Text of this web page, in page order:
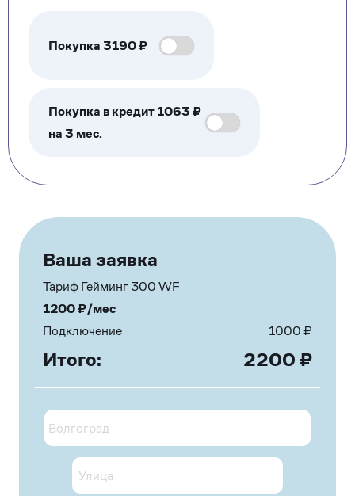
Покупка3190₽
Покупка в кредит 1063 ₽
на 3 мес.
Ваша заявка
Тариф Гейминг 300 WF
1200₽/мес
Подключение
1000₽
Итого: 2200 ₽